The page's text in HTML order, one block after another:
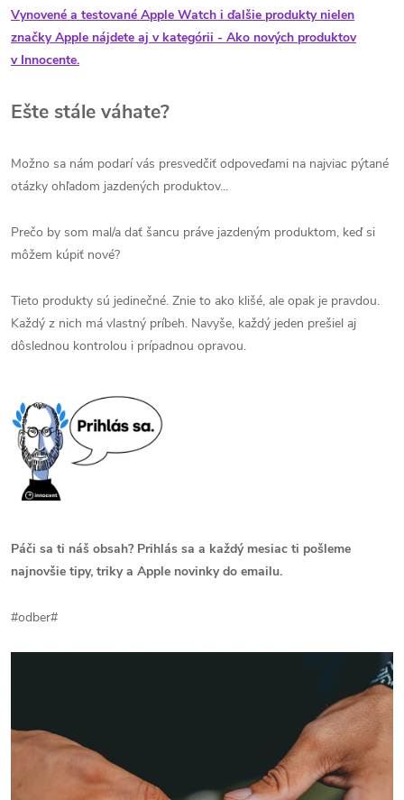
Vynovené a testované Apple Watch i ďalšie produkty nielen
značky Apple nájdete aj v kategórii - Ako nových produktov
v Innocente.
Ešte stále váhate?
Možno sa nám podarí vás presvedčiť odpoveďami na najviac pýtané
otázky ohľadom jazdených produktov...
Prečo by som mal/a dať šancu práve jazdeným produktom, keď si
môžem kúpiť nové?
Tieto produkty sú jedinečné. Znie to ako klišé, ale opak je pravdou.
Každý z nich má vlastný príbeh. Navyše, každý jeden prešiel aj
dôslednou kontrolou i prípadnou opravou.
Páči sa ti náš obsah? Prihlás sa a každý mesiac ti pošleme
najnovšie tipy, triky a Apple novinky do emailu.
#odber#